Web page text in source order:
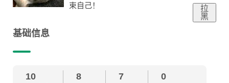
束自己！
拉
黑
基础信息
10 8 7 0